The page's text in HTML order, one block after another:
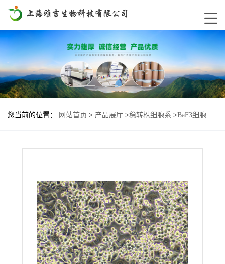
您当前的位置： 网站首页 > 产品展厅 >稳转株细胞系 >BaF3细胞